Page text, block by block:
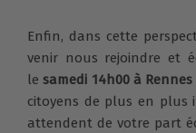
Enfin, dans cette
venir nous rejoindre et
lesamedi 14h00 à
citoyens de plus en plus
attendent de votre part